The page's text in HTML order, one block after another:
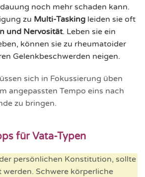
noch mehr schaden kann.
zu Multi-Tasking leiden sie oft
und Nervosität. Leben sie ein
können sie zu rheumatoider
Gelenkbeschwerden neigen.
sich in Fokussierung üben
angepassten Tempo eins nach
zu bringen.
für Vata-Typen
persönlichen Konstitution, sollte
Schwere körperliche